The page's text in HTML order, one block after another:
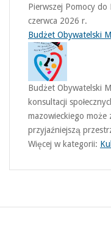
Pierwszej Pomocy
czerwca 2026 r.
Budżet Obywatelski
Budżet Obywatelski
konsultacji
mazowieckiego może
przyjaźniejszą
Więcej w kategorii: